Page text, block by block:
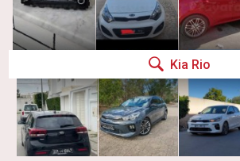
Kia Rio